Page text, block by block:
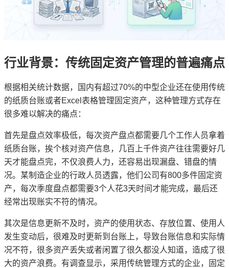
行业背景：传统固定资产管理的普遍痛点
根据相关统计数据，国内有超过70%的中型企业还在使用传统
的纸质台账或者Excel表格管理固定资产，这种管理方式存在
很多难以解决的痛点：
首先是盘点效率极低，每次资产盘点都需要几个工作人员拿着
纸质台账，挨个核对资产信息，几百上千件资产往往需要好几
天才能盘点完，不仅浪费人力，还容易出现漏盘、错盘的情
况。某制造企业的行政人员透露，他们公司有800多件固定资
产，每次季度盘点都需要3个人花3天时间才能完成，最后还
经常出现账实不符的情况。
其次是信息更新不及时，资产的使用状态、存放位置、使用人
发生变动后，很难及时更新到台账上，导致台账信息和实际情
况不符，很多资产丢失或者闲置了很久都没人知道，造成了很
大的资产浪费。有调查显示，采用传统管理方式的企业，固定